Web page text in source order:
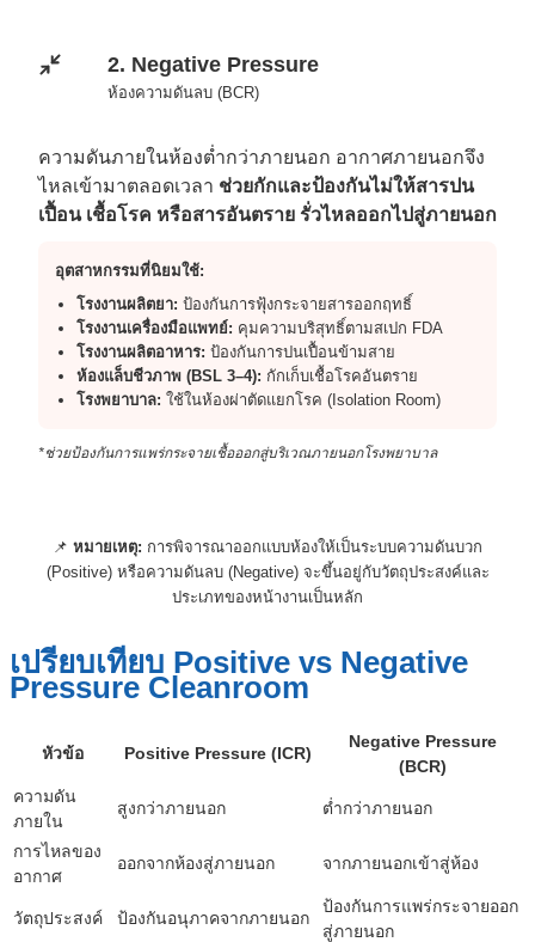
2. Negative Pressure
ห้องความดันลบ (BCR)
ความดันภายในห้องต่ำกว่าภายนอก อากาศภายนอกจึง
ไหลเข้ามาตลอดเวลา ช่วยกักและป้องกันไม่ให้สารปน
เปื้อน เชื้อโรค หรือสารอันตราย รั่วไหลออกไปสู่ภายนอก
อุตสาหกรรมที่นิยมใช้:
โรงงานผลิตยา: ป้องกันการฟุ้งกระจายสารออกฤทธิ์
โรงงานเครื่องมือแพทย์: คุมความบริสุทธิ์ตามสเปก FDA
โรงงานผลิตอาหาร: ป้องกันการปนเปื้อนข้ามสาย
ห้องแล็บชีวภาพ (BSL 3–4): กักเก็บเชื้อโรคอันตราย
โรงพยาบาล: ใช้ในห้องผ่าตัดแยกโรค (Isolation Room)
*ช่วยป้องกันการแพร่กระจายเชื้อออกสู่บริเวณภายนอกโรงพยาบาล
📌 หมายเหตุ: การพิจารณาออกแบบห้องให้เป็นระบบความดันบวก
(Positive) หรือความดันลบ (Negative) จะขึ้นอยู่กับวัตถุประสงค์และ
ประเภทของหน้างานเป็นหลัก
เปรียบเทียบ Positive vs Negative
Pressure Cleanroom
หัวข้อ Positive Pressure (ICR)
Negative Pressure
(BCR)
ความดัน
ภายใน
สูงกว่าภายนอก ต่ำกว่าภายนอก
การไหลของ
อากาศ
ออกจากห้องสู่ภายนอก จากภายนอกเข้าสู่ห้อง
วัตถุประสงค์ ป้องกันอนุภาคจากภายนอก
ป้องกันการแพร่กระจายออก
สู่ภายนอก